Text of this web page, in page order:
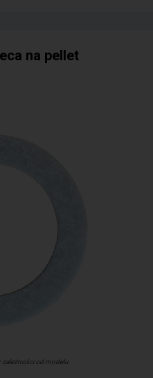
na pellet
zależności od modelu